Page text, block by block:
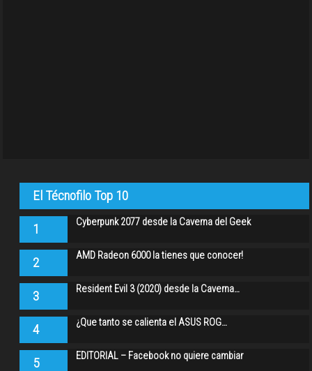
El Técnofilo Top 10
1 Cyberpunk 2077 desde la Caverna del Geek
2 AMD Radeon 6000 la tienes que conocer!
3 Resident Evil 3 (2020) desde la Caverna…
4 ¿Que tanto se calienta el ASUS ROG…
5 EDITORIAL – Facebook no quiere cambiar